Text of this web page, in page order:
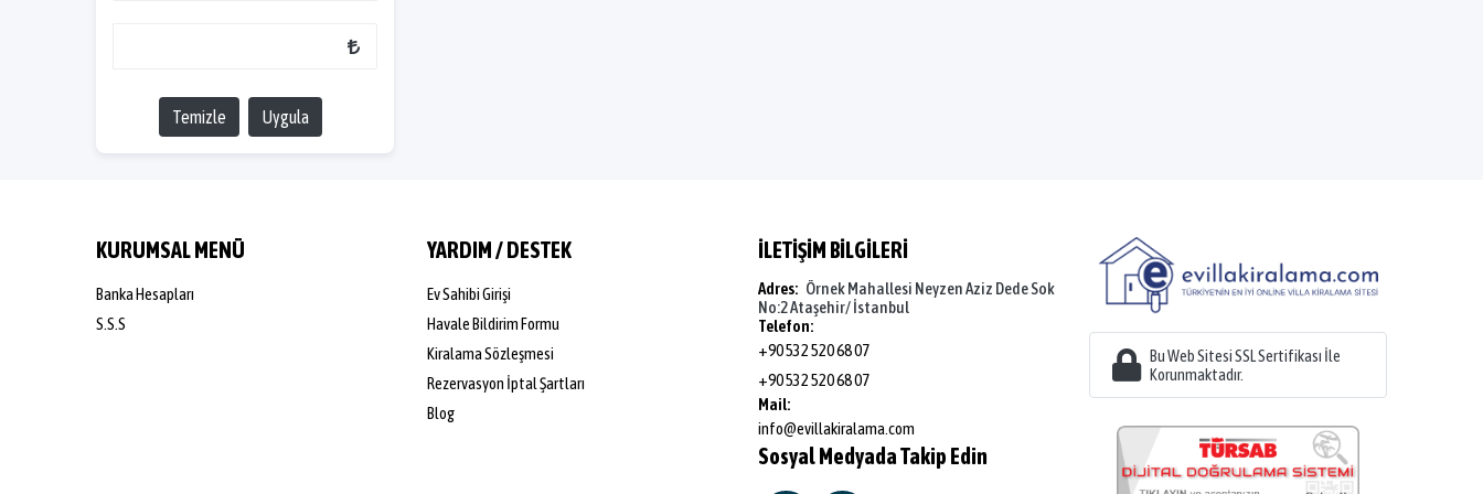
Temizle Uygula
KURUMSAL MENÜ
Banka Hesapları
S.S.S
YARDIM / DESTEK
Ev Sahibi Girişi
Havale Bildirim Formu
Kiralama Sözleşmesi
Rezervasyon İptal Şartları
Blog
İLETİŞİM BİLGİLERİ
Adres: Örnek Mahallesi Neyzen Aziz Dede Sok
No:2 Ataşehir/ İstanbul
Telefon:
+90 532 520 68 07
+90 532 520 68 07
Mail:
info@evillakiralama.com
Sosyal Medyada Takip Edin
Bu Web Sitesi SSL Sertifikası İle
Korunmaktadır.